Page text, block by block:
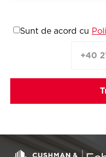
Sunt de acord cu
+40